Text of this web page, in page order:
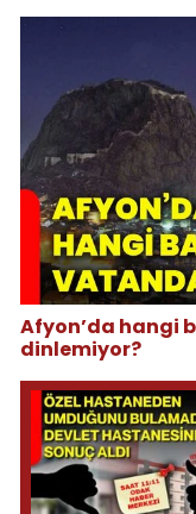
Afyon’da hangi
dinlemiyor?